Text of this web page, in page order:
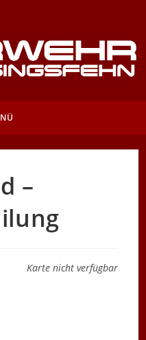
–
Karte nicht verfügbar